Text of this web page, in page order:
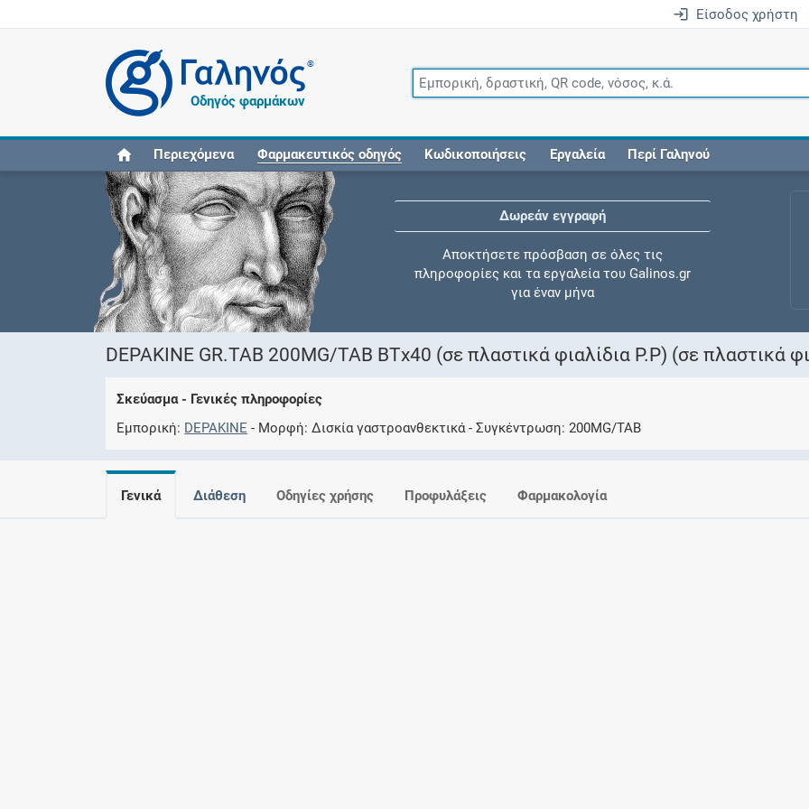
Είσοδος χρήστη
®
Οδηγός φαρμάκων
Περιεχόμενα Φαρμακευτικός οδηγός Κωδικοποιήσεις Εργαλεία Περί Γαληνού
Δωρεάν εγγραφή
Αποκτήσετε πρόσβαση σε όλες τις
πληροφορίες και τα εργαλεία του Galinos.gr
για έναν μήνα
Ελέγξτε την αγωγή σας για αντενδείξεις και
DEPAKINE GR.TAB 200MG/TAB ΒΤx40 (σε πλαστικά φιαλίδια P.P) (σε πλαστικά
Σκεύασμα - Γενικές πληροφορίες
Εμπορική DEPAKINE Μορφή Δισκία γαστροανθεκτικά Συγκέντρωση 200MG/TAB
Γενικά Διάθεση Οδηγίες χρήσης Προφυλάξεις Φαρμακολογία